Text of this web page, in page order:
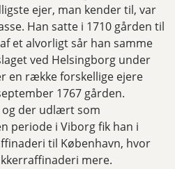
ejer, man kender til, var
Han satte i 1710 gården til
et alvorligt sår han samme
ved Helsingborg under
en række forskellige ejere
1767 gården.
og der udlært som
periode i Viborg fik han i
til København, hvor
mere.